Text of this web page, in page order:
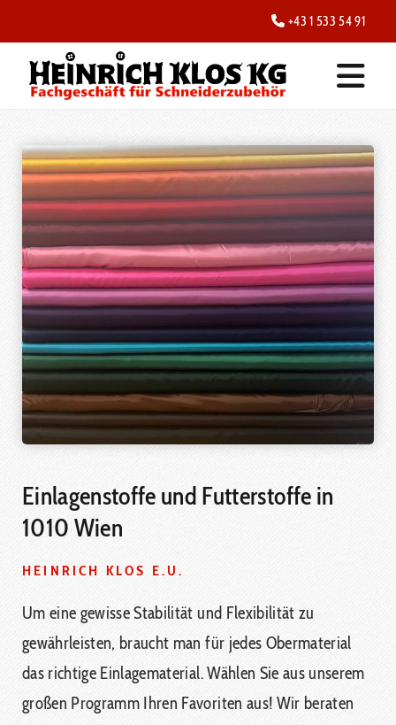
 +43 1 533 54 91
Einlagenstoffe und Futterstoffe in
1010 Wien
HEINRICH KLOS E.U.
Um eine gewisse Stabilität und Flexibilität zu
gewährleisten, braucht man für jedes Obermaterial
das richtige Einlagematerial. Wählen Sie aus unserem
großen Programm Ihren Favoriten aus! Wir beraten